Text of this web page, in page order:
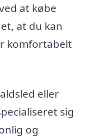
at købe
at du kan
komfortabelt
eller
sig
og